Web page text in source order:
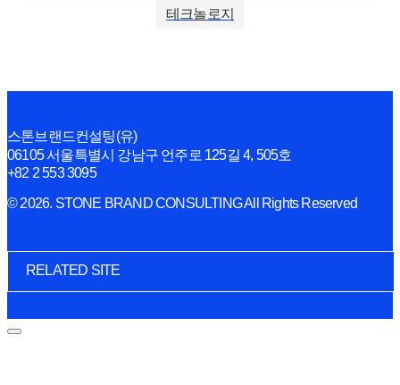
테크놀로지
스톤브랜드컨설팅(유)
06105 서울특별시 강남구 언주로 125길 4, 505호
+82 2 553 3095
© 2026. STONE BRAND CONSULTING All Rights Reserved
RELATED SITE